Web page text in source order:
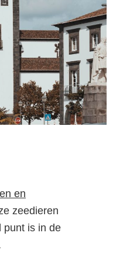
en
zeedieren
punt is in de